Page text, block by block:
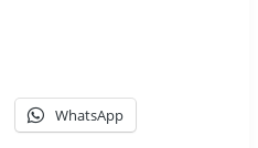
WhatsApp